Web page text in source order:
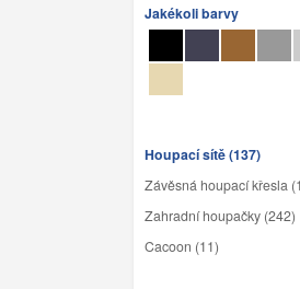
Jakékoli barvy
Houpací sítě (137)
Závěsná houpací křesla
Zahradní houpačky (242)
Cacoon (11)